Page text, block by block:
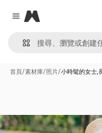
Close menu
Magnific
首頁/素材庫/照片/小時髦的女士,